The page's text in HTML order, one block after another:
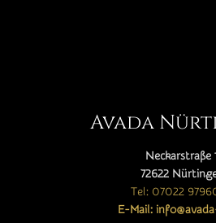
Avada
Neckarstraße
72622
Tel: 07022
E-Mail: